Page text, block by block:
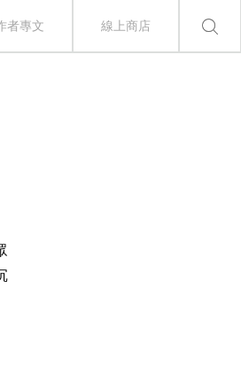
者專文 線上商店